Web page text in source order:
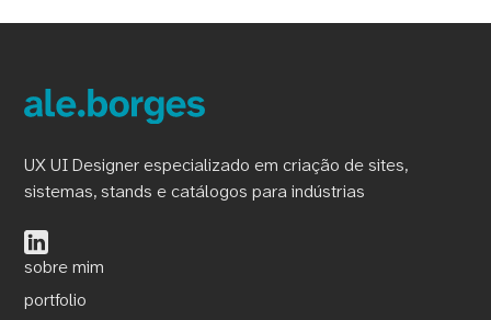
UX UI Designer especializado em criação de sites,
sistemas, stands e catálogos para indústrias
sobre mim
portfolio